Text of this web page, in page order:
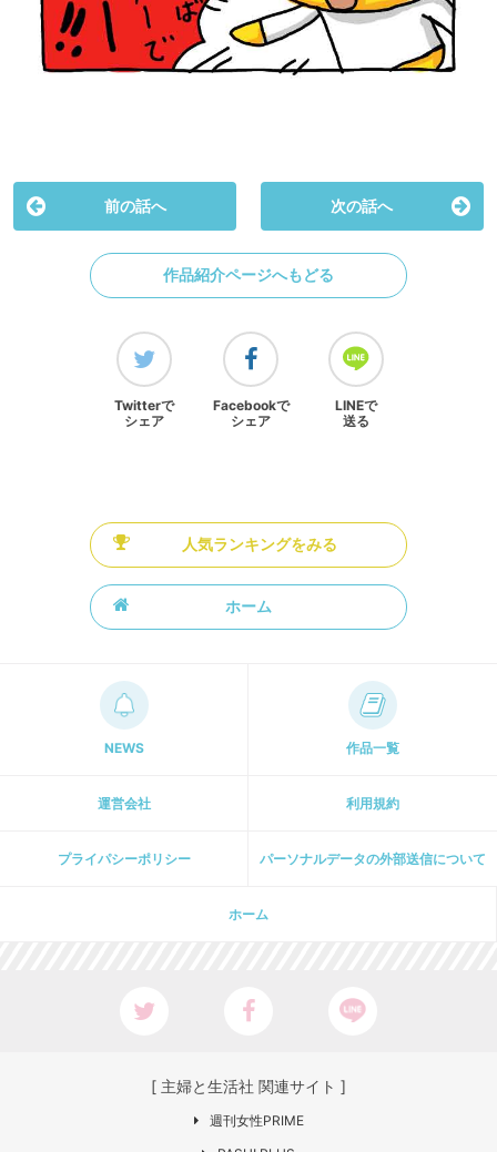
前の話へ 次の話へ
作品紹介ページへもどる
Twitterで
シェア
Facebookで
シェア
LINEで
送る
人気ランキングをみる
ホーム
NEWS 作品一覧
運営会社 利用規約
プライパシーポリシー パーソナルデータの外部送信について
ホーム
[ 主婦と生活社 関連サイト ]
週刊女性PRIME